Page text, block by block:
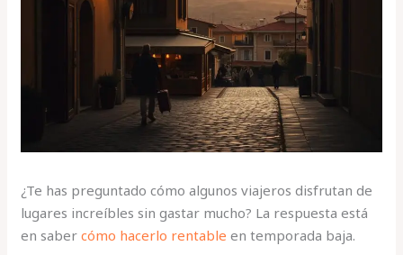
¿Te has preguntado cómo algunos viajeros disfrutan de
lugares increíbles sin gastar mucho? La respuesta está
en sabercómo hacerlo rentable en temporada baja.